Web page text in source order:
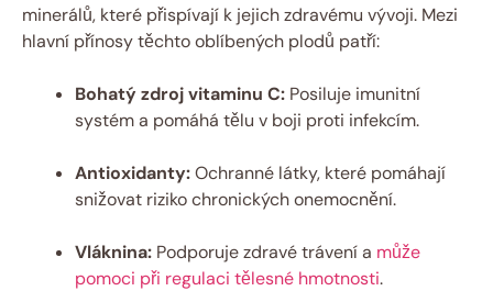
minerálů, které přispívají k jejich zdravému vývoji. Mezi
hlavní přínosy těchto oblíbených plodů patří:
Bohatý zdroj vitaminu C: Posiluje imunitní
systém a pomáhá tělu v boji proti infekcím.
Antioxidanty:Ochranné látky, které pomáhají
snižovat riziko chronických onemocnění.
Vláknina: Podporuje zdravé trávení a může
pomoci při regulaci tělesné hmotnosti.